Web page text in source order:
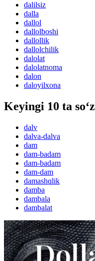
dalilsiz
dalla
dallol
dallolboshi
dallollik
dallolchilik
dalolat
dalolatnoma
dalon
daloyilxona
Keyingi 10 ta so‘z
dalv
dalva-dalva
dam
dam-badam
dam-badam
dam-dam
damashqlik
damba
dambala
dambalat